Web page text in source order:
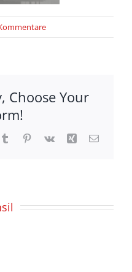
Choose Your
TumblrPinterest
Vk Xing E-